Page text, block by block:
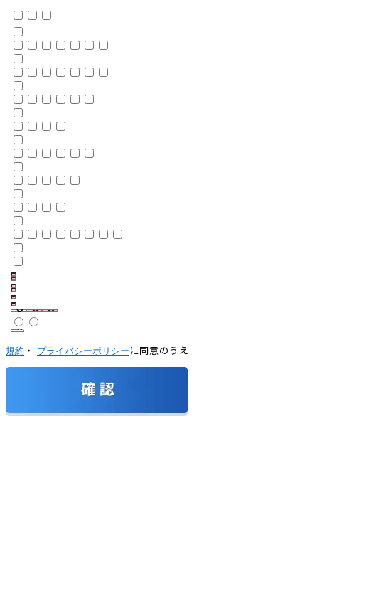
規約 ・ プライバシーポリシー に同意のうえ